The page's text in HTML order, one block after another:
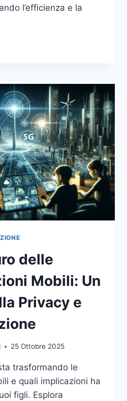
l’efficienza e la
delle
Mobili: Un
Privacy e
25 Ottobre 2025
trasformando le
e quali implicazioni ha
figli. Esplora